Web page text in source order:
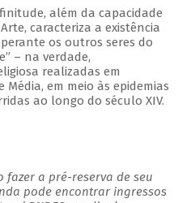
além da capacidade
caracteriza a existência
os outros seres do
– na verdade,
realizadas em
em meio às epidemias
ao longo do século XIV.
fazer a pré-reserva de seu
pode encontrar ingressos